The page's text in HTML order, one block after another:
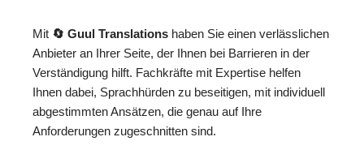
Mit 🔄 Guul Translations haben Sie einen verlässlichen
Anbieter an Ihrer Seite, der Ihnen bei Barrieren in der
Verständigung hilft. Fachkräfte mit Expertise helfen
Ihnen dabei, Sprachhürden zu beseitigen, mit individuell
abgestimmten Ansätzen, die genau auf Ihre
Anforderungen zugeschnitten sind.